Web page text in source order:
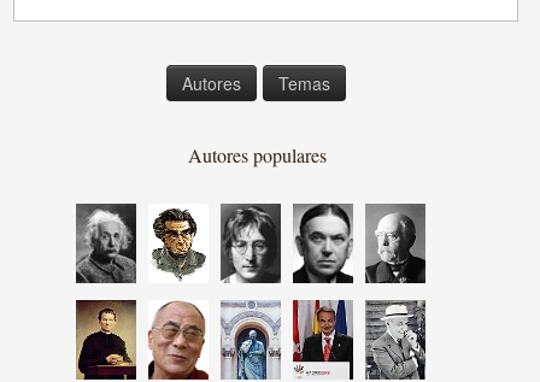
Autores Temas
Autores populares